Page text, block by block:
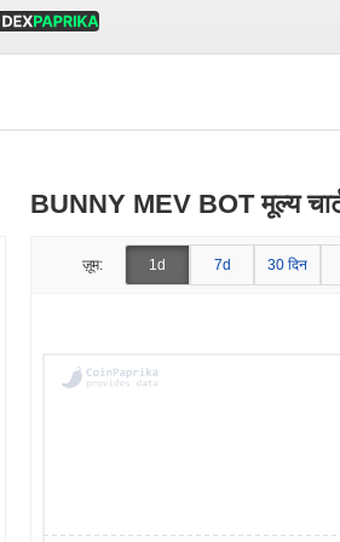
BUNNY MEV BOT मूल्य
ज़ूम: 1d 7d 30 दिन